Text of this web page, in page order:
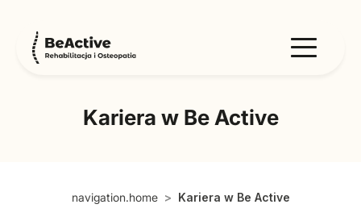
Kariera w Be Active
navigation.home Kariera w Be Active